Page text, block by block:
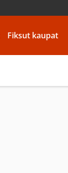
Fiksut kaupat